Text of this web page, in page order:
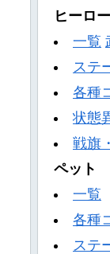
ヒーロー
一覧
ステ
各種
状態
戦旗
ペット
一覧
各種
ステ